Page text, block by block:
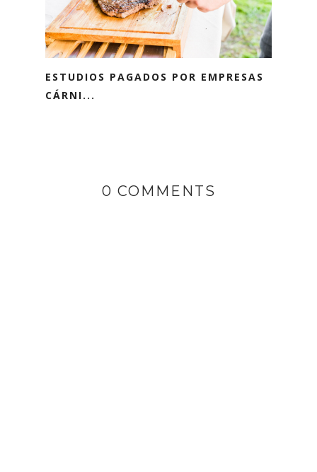
ESTUDIOS PAGADOS POR EMPRESAS
CÁRNI...
0 COMMENTS